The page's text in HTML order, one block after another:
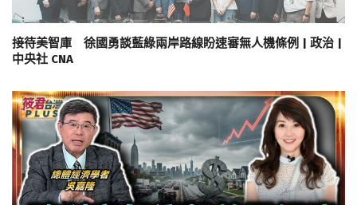
接待美智庫 徐國勇談藍綠兩岸路線盼速審無人機條例 | 政治 |
中央社 CNA